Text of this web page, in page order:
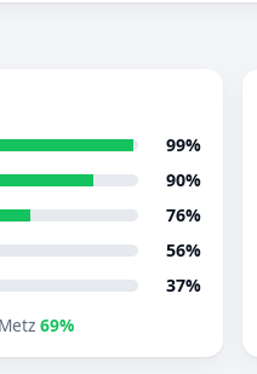
99%
90%
76%
56%
37%
69%